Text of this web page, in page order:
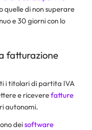
quelle di non superare
e 30 giorni con lo
fatturazione
i titolari di partita IVA
e riceverefatture
autonomi.
deisoftware